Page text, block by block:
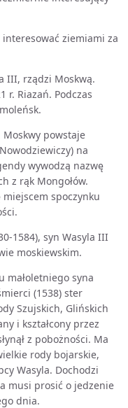
interesować ziemiami za
III, rządzi Moskwą.
r. Riazań. Podczas
Moskwy powstaje
na
wywodzą nazwę
z rąk Mongołów.
spoczynku
1584), syn Wasyla III
moskiewskim.
małoletniego syna
(1538) ster
Szujskich, Glińskich
i kształcony przez
z pobożności. Ma
rody bojarskie,
Wasyla. Dochodzi
musi prosić o jedzenie
dnia.